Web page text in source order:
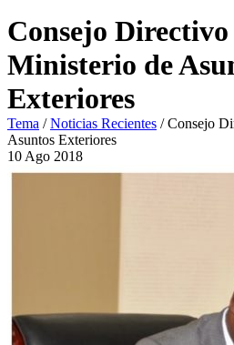
Consejo Directivo
Ministerio de
Exteriores
Tema /Noticias Recientes /Consejo
Asuntos Exteriores
10 Ago 2018